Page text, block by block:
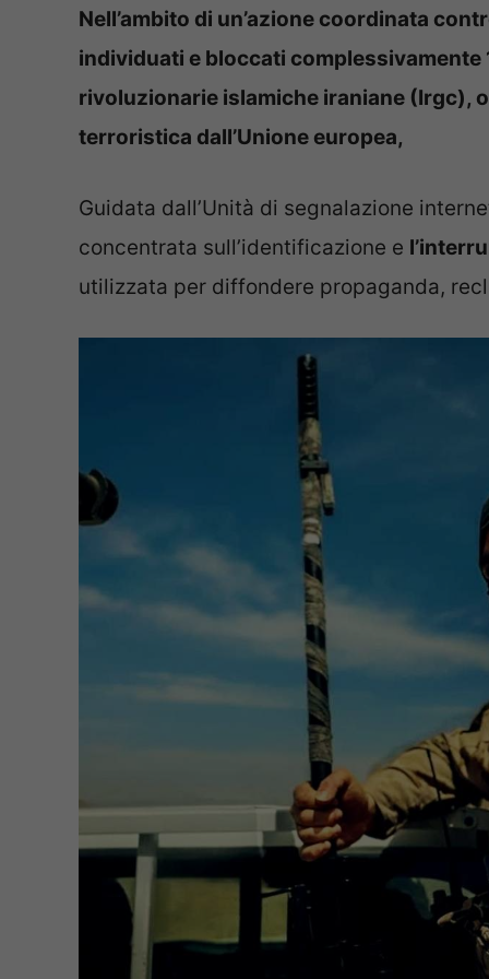
Nell’ambito di un’azione coordinata
individuati e bloccati
rivoluzionarie islamiche iraniane (Irgc),
terroristica dall’Unione europea,
Guidata dall’Unità di segnalazione
concentrata sull’identificazione e
utilizzata per diffondere propaganda,